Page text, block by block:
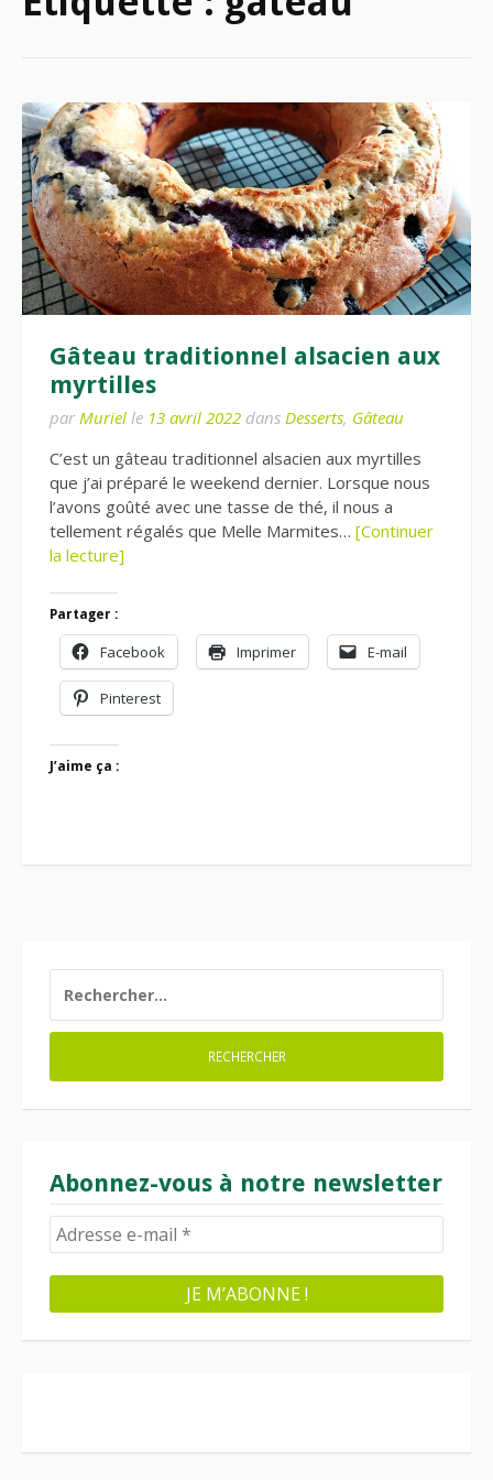
Gâteau traditionnel alsacien aux
myrtilles
par Muriel le 13 avril 2022 dans Desserts, Gâteau
C’est un gâteau traditionnel alsacien aux myrtilles
que j’ai préparé le weekend dernier. Lorsque nous
l’avons goûté avec une tasse de thé, il nous a
tellement régalés que Melle Marmites… [Continuer
la lecture]
Partager :
Facebook Imprimer E-mail
Pinterest
J’aime ça :
Abonnez-vous à notre newsletter